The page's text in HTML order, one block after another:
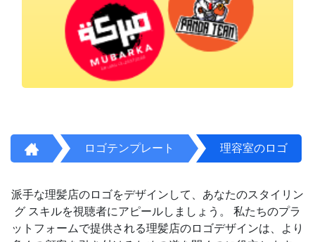
ロゴテンプレート 理容室のロゴ
派手な理髪店のロゴをデザインして、あなたのスタイリン
グ スキルを視聴者にアピールしましょう。 私たちのプラ
ットフォームで提供される理髪店のロゴデザインは、より